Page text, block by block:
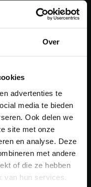
Over
advertenties te
media te bieden
Ook delen we
site met onze
en analyse. Deze
met andere
of die ze hebben
van hun services.